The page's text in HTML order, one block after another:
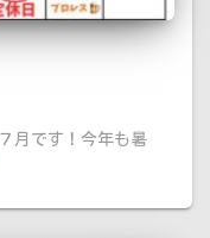
月です！今年も暑